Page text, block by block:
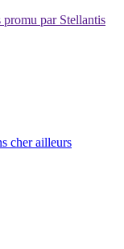
promu par Stellantis
cher ailleurs